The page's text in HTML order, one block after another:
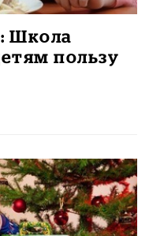
Школа
пользу